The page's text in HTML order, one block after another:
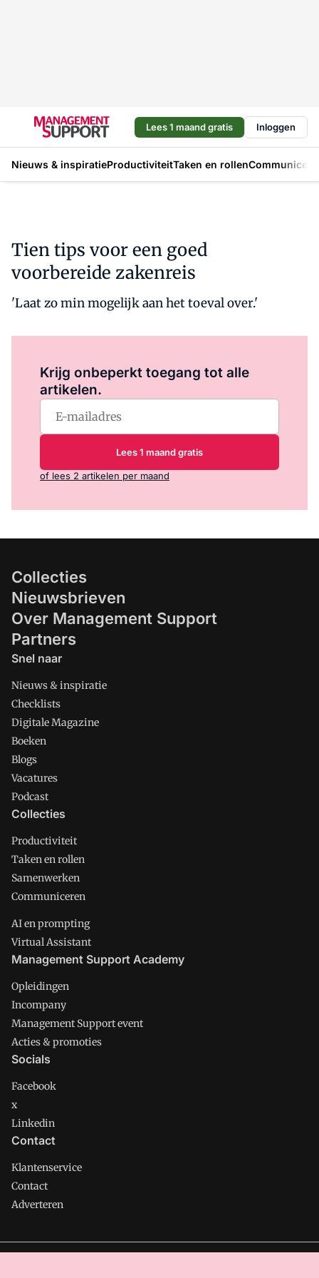
Lees 1 maand gratis Inloggen
Nieuws & inspiratieProductiviteitTaken en rollen
Tien tips voor een goed
voorbereide zakenreis
'Laat zo min mogelijk aan het toeval over.'
Krijg onbeperkt toegang tot alle
artikelen.
Lees 1 maand gratis
of lees 2 artikelen per maand
Collecties
Nieuwsbrieven
Over Management Support
Partners
Snel naar
Nieuws & inspiratie
Checklists
Digitale Magazine
Boeken
Blogs
Vacatures
Podcast
Collecties
Productiviteit
Taken en rollen
Samenwerken
Communiceren
AI en prompting
Virtual Assistant
Management Support Academy
Opleidingen
Incompany
Management Support event
Acties & promoties
Socials
Facebook
x
Linkedin
Contact
Klantenservice
Contact
Adverteren